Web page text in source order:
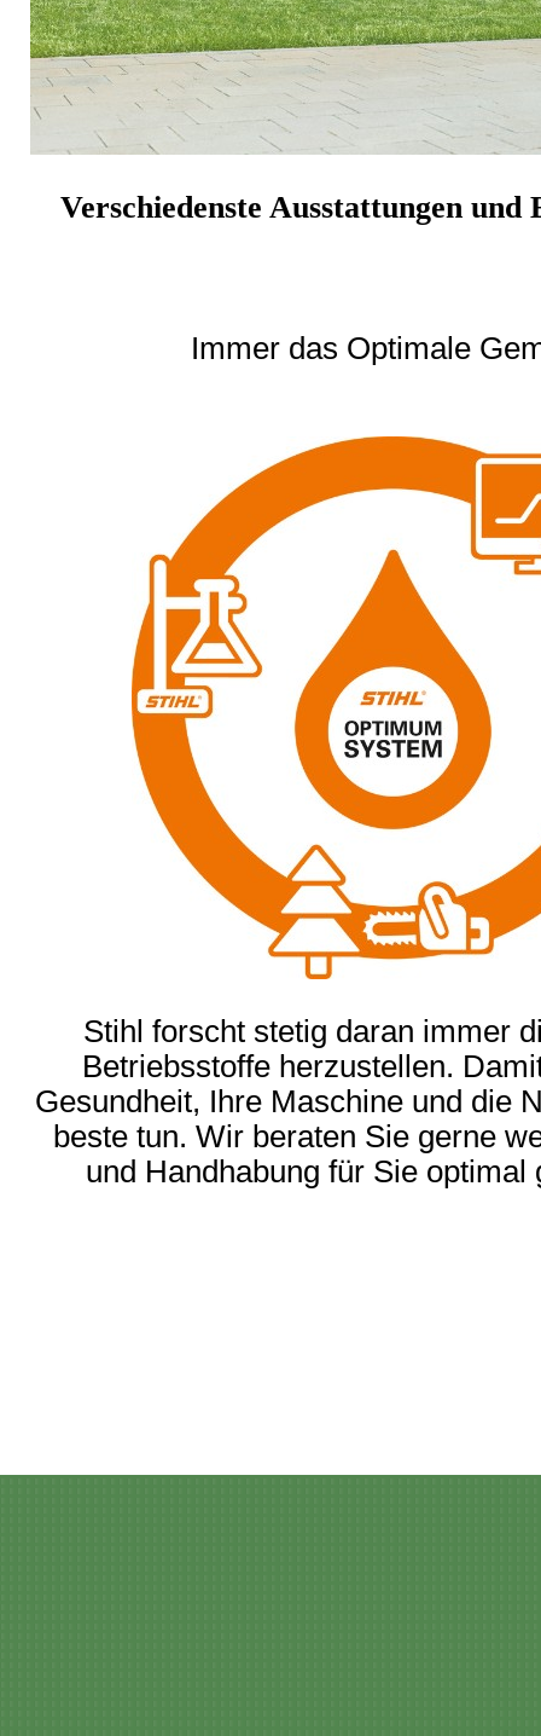
Verschiedenste Ausstattungen und
Immer das Optimale
Stihl forscht stetig daran immer
Betriebsstoffe herzustellen.
Gesundheit, Ihre Maschine und die
beste tun. Wir beraten Sie gerne
und Handhabung für Sie optimal